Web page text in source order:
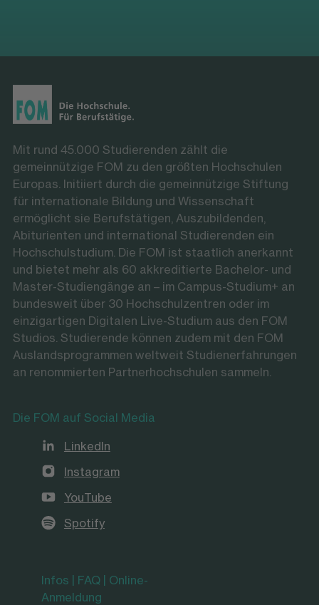
Mit rund 45.000 Studierenden zählt die
gemeinnützige FOM zu den größten Hochschulen
Europas. Initiiert durch die gemeinnützige Stiftung
für internationale Bildung und Wissenschaft
ermöglicht sie Berufstätigen, Auszubildenden,
Abiturienten und international Studierenden ein
Hochschulstudium. Die FOM ist staatlich anerkannt
und bietet mehr als 60 akkreditierte Bachelor- und
Master-Studiengänge an – im Campus-Studium+ an
bundesweit über 30 Hochschulzentren oder im
einzigartigen Digitalen Live-Studium aus den FOM
Studios. Studierende können zudem mit den FOM
Auslandsprogrammen weltweit Studienerfahrungen
an renommierten Partnerhochschulen sammeln.
Die FOM auf Social Media
LinkedIn
Instagram
YouTube
Spotify
Infos | FAQ | Online-
Anmeldung